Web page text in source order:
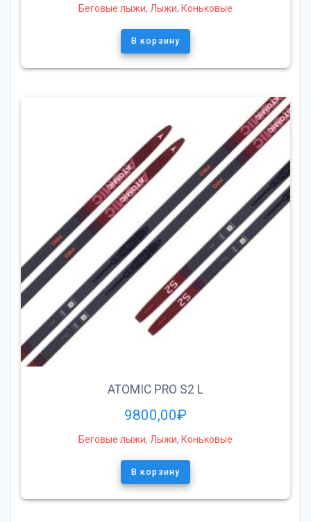
Беговые лыжи, Лыжи, Коньковые
В корзину
ATOMIC PRO S2 L
9800,00₽
Беговые лыжи, Лыжи, Коньковые
В корзину